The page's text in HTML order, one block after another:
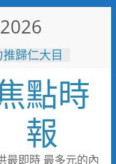
歸仁大目
台最大免費
產業記
天堂！高
人潮爆棚
點時
報
最即時 最多元的內